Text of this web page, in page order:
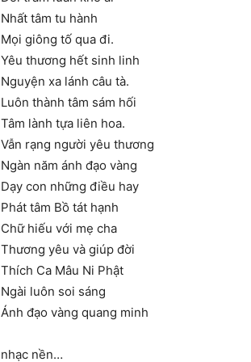
Nhất tâm tu hành
Mọi giông tố qua đi.
Yêu thương hết sinh linh
Nguyện xa lánh câu tà.
Luôn thành tâm sám hối
Tâm lành tựa liên hoa.
Vẫn rạng người yêu thương
Ngàn năm ánh đạo vàng
Dạy con những điều hay
Phát tâm Bồ tát hạnh
Chữ hiếu với mẹ cha
Thương yêu và giúp đời
Thích Ca Mâu Ni Phật
Ngài luôn soi sáng
Ánh đạo vàng quang minh
nhạc nền…